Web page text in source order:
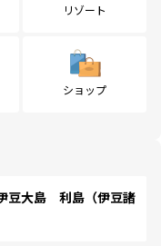
リゾート
ショップ
大島 利島（伊豆諸